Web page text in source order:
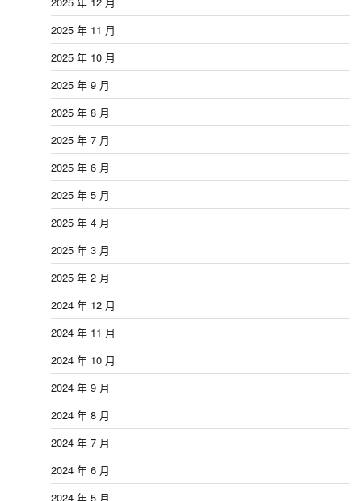
2025 年 11 月
2025 年 10 月
2025 年 9 月
2025 年 8 月
2025 年 7 月
2025 年 6 月
2025 年 5 月
2025 年 4 月
2025 年 3 月
2025 年 2 月
2024 年 12 月
2024 年 11 月
2024 年 10 月
2024 年 9 月
2024 年 8 月
2024 年 7 月
2024 年 6 月
2024 年 5 月